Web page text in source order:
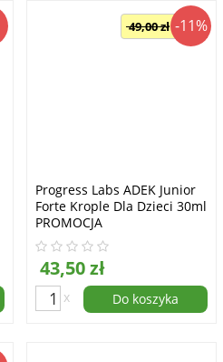
-11%
Progress Labs ADEK Junior
Forte Krople Dla Dzieci 30ml
PROMOCJA
43,50 zł
49,00 zł
x Do koszyka